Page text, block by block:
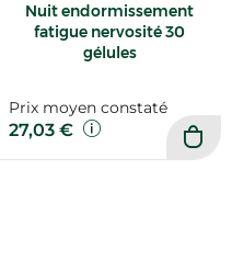
Nuit endormissement
fatigue nervosité 30
gélules
Prix moyen constaté
27,03 €